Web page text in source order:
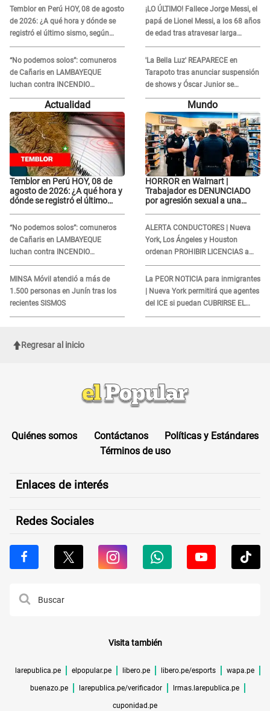
Temblor en Perú HOY, 08 de agosto
de 2026: ¿A qué hora y dónde se
registró el último sismo, según
IGP?
“No podemos solos”: comuneros
de Cañaris en LAMBAYEQUE
luchan contra INCENDIO
FORESTAL que sigue avanzando
¡LO ÚLTIMO! Fallece Jorge Messi, el
papá de Lionel Messi, a los 68 años
de edad tras atravesar larga
enfermedad
'La Bella Luz' REAPARECE en
Tarapoto tras anunciar suspensión
de shows y Óscar Junior se
JUSTIFICA: "Por un error no vamos
a pagar todos"
Actualidad
Temblor en Perú HOY, 08 de
agosto de 2026: ¿A qué hora y
dónde se registró el último
“No podemos solos”: comuneros
de Cañaris en LAMBAYEQUE
luchan contra INCENDIO
FORESTAL que sigue avanzando
MINSA Móvil atendió a más de
1.500 personas en Junín tras los
recientes SISMOS
Mundo
HORROR en Walmart |
Trabajador es DENUNCIADO
por agresión sexual a una
ALERTA CONDUCTORES | Nueva
York, Los Ángeles y Houston
ordenan PROHIBIR LICENCIAS a
quienes no presenten ESTE
DOCUMENTO
La PEOR NOTICIA para inmigrantes
| Nueva York permitirá que agentes
del ICE si puedan CUBRIRSE EL
ROSTRO
Regresar al inicio
Quiénes somos Contáctanos
Políticas y Estándares
Términos de uso
Enlaces de interés
Redes Sociales
Visita también
larepublica.pe elpopular.pe libero.pe libero.pe/esports wapa.pe
buenazo.pe larepublica.pe/verificador lrmas.larepublica.pe
cuponidad.pe